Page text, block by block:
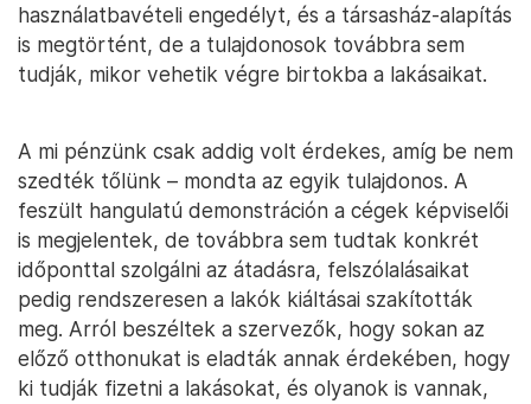
használatbavételi engedélyt, és a társasház-alapítás
is megtörtént, de a tulajdonosok továbbra sem
tudják, mikor vehetik végre birtokba a lakásaikat.
A mi pénzünk csak addig volt érdekes, amíg be nem
szedték tőlünk – mondta az egyik tulajdonos. A
feszült hangulatú demonstráción a cégek képviselői
is megjelentek, de továbbra sem tudtak konkrét
időponttal szolgálni az átadásra, felszólalásaikat
pedig rendszeresen a lakók kiáltásai szakították
meg. Arról beszéltek a szervezők, hogy sokan az
előző otthonukat is eladták annak érdekében, hogy
ki tudják fizetni a lakásokat, és olyanok is vannak,